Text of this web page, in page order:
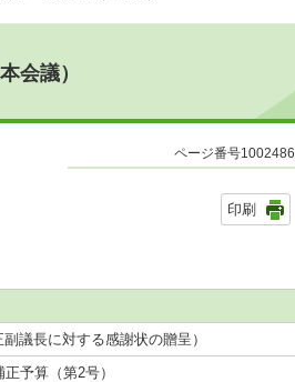
会議）
ページ番号1002486
印刷
議長に対する感謝状の贈呈）
予算（第2号）